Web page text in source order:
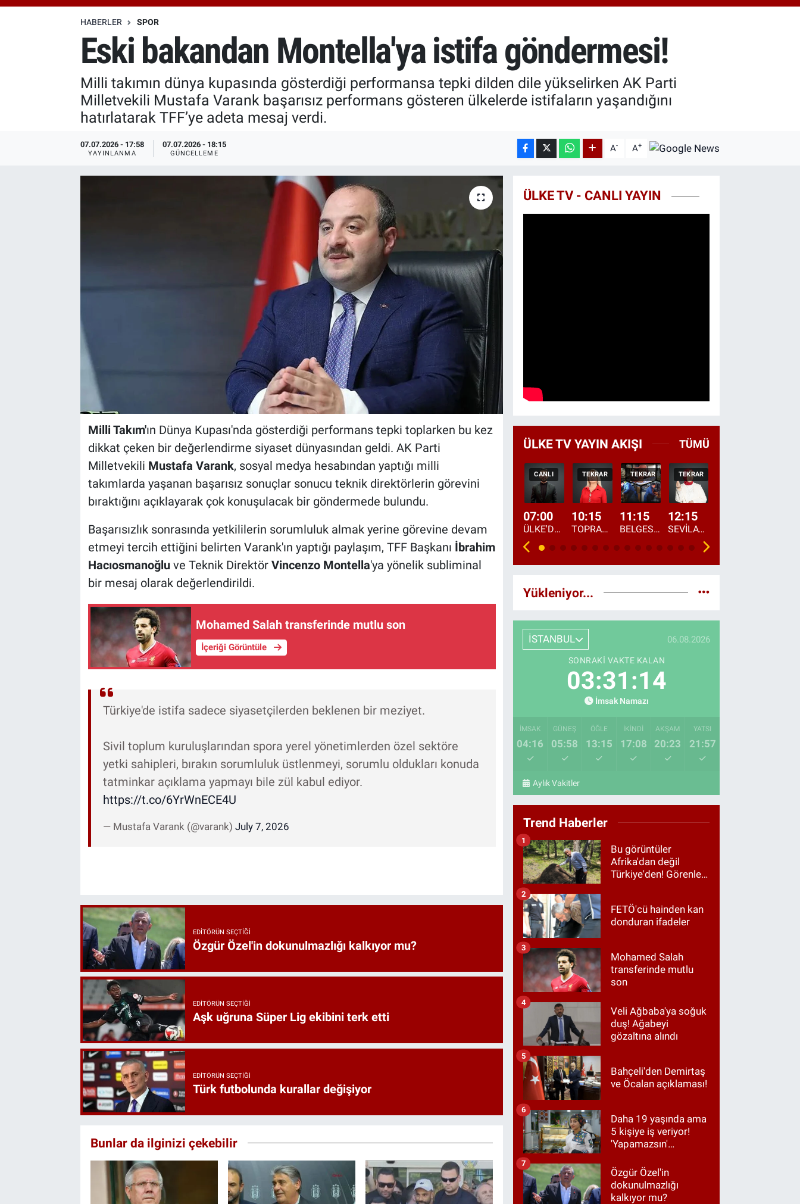
BITCOIN
64.927,78
%1.32
HABERLER SPOR
Eski bakandan Montella'ya istifa göndermesi!
Milli takımın dünya kupasında gösterdiği performansa tepki dilden dile yükselirken AK Parti
Milletvekili Mustafa Varank başarısız performans gösteren ülkelerde istifaların yaşandığını
hatırlatarak TFF’ye adeta mesaj verdi.
07.07.2026 - 17:58
YAYINLANMA
07.07.2026 - 18:15
GÜNCELLEME A- A+
Milli Takım'ın Dünya Kupası'nda gösterdiği performans tepki toplarken bu kez
dikkat çeken bir değerlendirme siyaset dünyasından geldi. AK Parti
Milletvekili Mustafa Varank, sosyal medya hesabından yaptığı milli
takımlarda yaşanan başarısız sonuçlar sonucu teknik direktörlerin görevini
bıraktığını açıklayarak çok konuşulacak bir göndermede bulundu.
Başarısızlık sonrasında yetkililerin sorumluluk almak yerine görevine devam
etmeyi tercih ettiğini belirten Varank'ın yaptığı paylaşım, TFF Başkanı İbrahim
Hacıosmanoğluve Teknik Direktör Vincenzo Montella'ya yönelik subliminal
bir mesaj olarak değerlendirildi.
Mohamed Salah transferinde mutlu son
İçeriği Görüntüle
Türkiye'de istifa sadece siyasetçilerden beklenen bir meziyet.
Sivil toplum kuruluşlarından spora yerel yönetimlerden özel sektöre
yetki sahipleri, bırakın sorumluluk üstlenmeyi, sorumlu oldukları konuda
tatminkar açıklama yapmayı bile zül kabul ediyor.
https://t.co/6YrWnECE4U
— Mustafa Varank (@varank) July 7, 2026
EDITÖRÜN SEÇTIĞI
Özgür Özel'in dokunulmazlığı kalkıyor mu?
EDITÖRÜN SEÇTIĞI
Aşk uğruna Süper Lig ekibini terk etti
EDITÖRÜN SEÇTIĞI
Türk futbolunda kurallar değişiyor
Bunlar da ilginizi çekebilir
ÜLKE TV - CANLI YAYIN
ÜLKE TV YAYIN AKIŞI TÜMÜ
CANLI
07:00
ÜLKE'DE BU SABAH
TEKRAR
10:15
TOPRAKTAN SOFRAYA
TEKRAR
11:15
BELGESEL: "ÜLKE'NİN ALIN TERİ"
TEKRAR
12:15
SEVİLAY SUNGUR İLE ELİMİN BEREKETİ
Yükleniyor...
İSTANBUL 06.08.2026
SONRAKI VAKTE KALAN
03:31:13
İmsak Namazı
İMSAK
04:16
GÜNEŞ
05:58
ÖĞLE
13:15
İKINDI
17:08
AKŞAM
20:23
YATSI
21:57
Aylık Vakitler
Trend Haberler
Bu görüntüler
Afrika'dan değil
Türkiye'den! Görenler
1
FETÖ'cü hainden kan
donduran ifadeler
2
Mohamed Salah
transferinde mutlu
son
3
Veli Ağbaba'ya soğuk
duş! Ağabeyi
gözaltına alındı
4
Bahçeli'den Demirtaş
ve Öcalan açıklaması!
5
Daha 19 yaşında ama
5 kişiye iş veriyor!
'Yapamazsın'
cevap
6
Özgür Özel'in
dokunulmazlığı
kalkıyor mu?
7
Özel Haberler
Özel Haberler
Erişim Bilgileri
Haber Arşivi